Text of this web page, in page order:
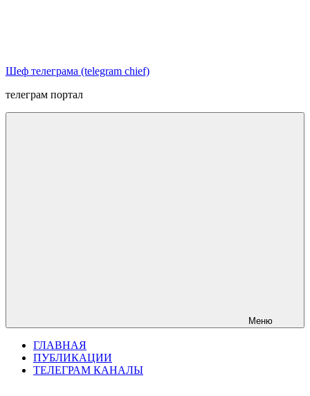
Шеф телеграма (telegram chief)
телеграм портал
Меню
ГЛАВНАЯ
ПУБЛИКАЦИИ
ТЕЛЕГРАМ КАНАЛЫ